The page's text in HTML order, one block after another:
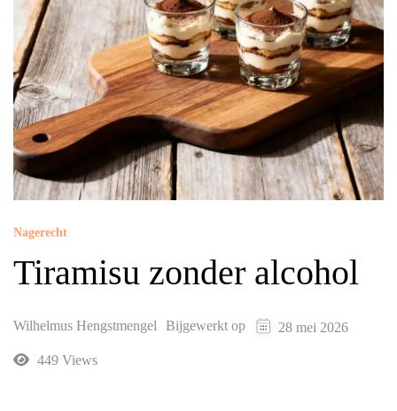
Nagerecht
Tiramisu zonder alcohol
Wilhelmus Hengstmengel Bijgewerkt op 28 mei 2026
449 Views